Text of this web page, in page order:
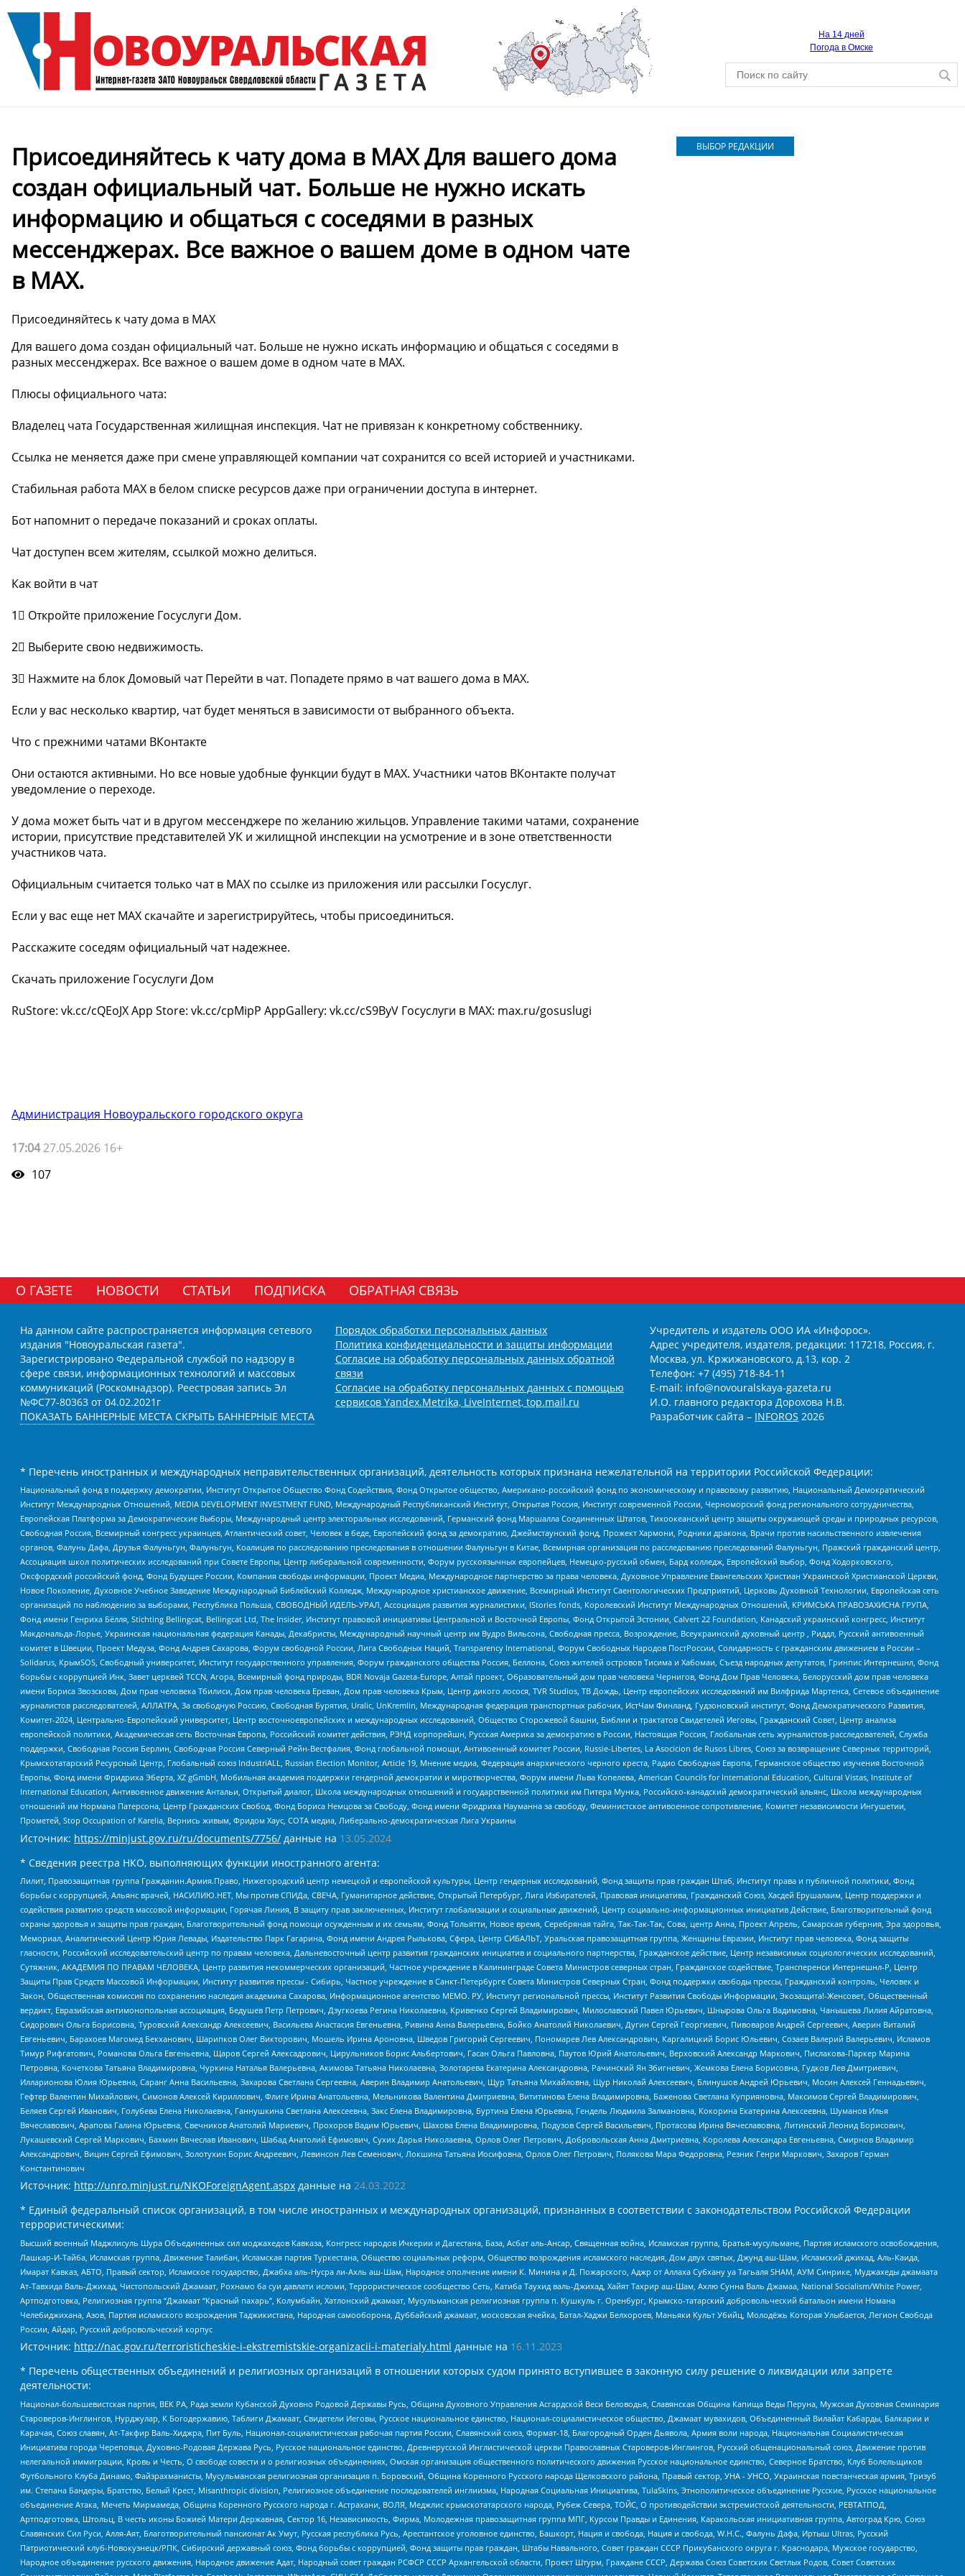
На 14 дней
Погода в Омске
Присоединяйтесь к чату дома в MAX Для вашего дома
создан официальный чат. Больше не нужно искать
информацию и общаться с соседями в разных
мессенджерах. Все важное о вашем доме в одном чате
в МАХ.
Присоединяйтесь к чату дома в MAX
Для вашего дома создан официальный чат. Больше не нужно искать информацию и общаться с соседями в
разных мессенджерах. Все важное о вашем доме в одном чате в МАХ.
Плюсы официального чата:
Владелец чата Государственная жилищная инспекция. Чат не привязан к конкретному собственнику.
Ссылка не меняется даже при смене управляющей компании чат сохранится со всей историей и участниками.
Стабильная работа MAX в белом списке ресурсов даже при ограничении доступа в интернет.
Бот напомнит о передаче показаний и сроках оплаты.
Чат доступен всем жителям, ссылкой можно делиться.
Как войти в чат
1⃣ Откройте приложение Госуслуги Дом.
2⃣ Выберите свою недвижимость.
3⃣ Нажмите на блок Домовый чат Перейти в чат. Попадете прямо в чат вашего дома в MAX.
Если у вас несколько квартир, чат будет меняться в зависимости от выбранного объекта.
Что с прежними чатами ВКонтакте
Они остаются активными. Но все новые удобные функции будут в MAX. Участники чатов ВКонтакте получат
уведомление о переходе.
У дома может быть чат и в другом мессенджере по желанию жильцов. Управление такими чатами, сохранение
истории, присутствие представителей УК и жилищной инспекции на усмотрение и в зоне ответственности
участников чата.
Официальным считается только чат в MAX по ссылке из приложения или рассылки Госуслуг.
Если у вас еще нет MAX скачайте и зарегистрируйтесь, чтобы присоединиться.
Расскажите соседям официальный чат надежнее.
Скачать приложение Госуслуги Дом
RuStore: vk.cc/cQEoJX App Store: vk.cc/cpMipP AppGallery: vk.cc/cS9ByV Госуслуги в MAX: max.ru/gosuslugi
Администрация Новоуральского городского округа
17:0427.05.2026 16+
107
ВЫБОР РЕДАКЦИИ
О ГАЗЕТЕ НОВОСТИ СТАТЬИ ПОДПИСКА ОБРАТНАЯ СВЯЗЬ
На данном сайте распространяется информация сетевого
издания "Новоуральская газета".
Зарегистрировано Федеральной службой по надзору в
сфере связи, информационных технологий и массовых
коммуникаций (Роскомнадзор). Реестровая запись Эл
№ФС77-80363 от 04.02.2021г
ПОКАЗАТЬ БАННЕРНЫЕ МЕСТА СКРЫТЬ БАННЕРНЫЕ МЕСТА
Порядок обработки персональных данных
Политика конфиденциальности и защиты информации
Согласие на обработку персональных данных обратной
связи
Согласие на обработку персональных данных с помощью
сервисов Yandex.Metrika, LiveInternet, top.mail.ru
Учредитель и издатель ООО ИА «Инфорос».
Адрес учредителя, издателя, редакции: 117218, Россия, г.
Москва, ул. Кржижановского, д.13, кор. 2
Телефон: +7 (495) 718-84-11
E-mail: info@novouralskaya-gazeta.ru
И.О. главного редактора Дорохова Н.В.
Разработчик сайта – INFOROS 2026
* Перечень иностранных и международных неправительственных организаций, деятельность которых признана нежелательной на территории Российской Федерации:
Национальный фонд в поддержку демократии, Институт Открытое Общество Фонд Содействия, Фонд Открытое общество, Американо-российский фонд по экономическому и правовому развитию, Национальный Демократический
Институт Международных Отношений, MEDIA DEVELOPMENT INVESTMENT FUND, Международный Республиканский Институт, Открытая Россия, Институт современной России, Черноморский фонд регионального сотрудничества,
Европейская Платформа за Демократические Выборы, Международный центр электоральных исследований, Германский фонд Маршалла Соединенных Штатов, Тихоокеанский центр защиты окружающей среды и природных ресурсов,
Свободная Россия, Всемирный конгресс украинцев, Атлантический совет, Человек в беде, Европейский фонд за демократию, Джеймстаунский фонд, Прожект Хармони, Родники дракона, Врачи против насильственного извлечения
органов, Фалунь Дафа, Друзья Фалуньгун, Фалуньгун, Коалиция по расследованию преследования в отношении Фалуньгун в Китае, Всемирная организация по расследованию преследований Фалуньгун, Пражский гражданский центр,
Ассоциация школ политических исследований при Совете Европы, Центр либеральной современности, Форум русскоязычных европейцев, Немецко-русский обмен, Бард колледж, Европейский выбор, Фонд Ходорковского,
Оксфордский российский фонд, Фонд Будущее России, Компания свободы информации, Проект Медиа, Международное партнерство за права человека, Духовное Управление Евангельских Христиан Украинской Христианской Церкви,
Новое Поколение, Духовное Учебное Заведение Международный Библейский Колледж, Международное христианское движение, Всемирный Институт Саентологических Предприятий, Церковь Духовной Технологии, Европейская сеть
организаций по наблюдению за выборами, Республика Польша, СВОБОДНЫЙ ИДЕЛЬ-УРАЛ, Ассоциация развития журналистики, IStories fonds, Королевский Институт Международных Отношений, КРИМСЬКА ПРАВОЗАХИСНА ГРУПА,
Фонд имени Генриха Бёлля, Stichting Bellingcat, Bellingcat Ltd, The Insider, Институт правовой инициативы Центральной и Восточной Европы, Фонд Открытой Эстонии, Calvert 22 Foundation, Канадский украинский конгресс, Институт
Макдональда-Лорье, Украинская национальная федерация Канады, Декабристы, Международный научный центр им Вудро Вильсона, Свободная пресса, Возрождение, Всеукраинский духовный центр , Риддл, Русский антивоенный
комитет в Швеции, Проект Медуза, Фонд Андрея Сахарова, Форум свободной России, Лига Свободных Наций, Transparеncy International, Форум Свободных Народов ПостРоссии, Солидарность с гражданским движением в России –
Solidarus, КрымSOS, Свободный университет, Институт государственного управления, Форум гражданского общества Россия, Беллона, Союз жителей островов Тисима и Хабомаи, Съезд народных депутатов, Гринпис Интернешнл, Фонд
борьбы с коррупцией Инк, Завет церквей TCCN, Агора, Всемирный фонд природы, BDR Novaja Gazeta-Europe, Алтай проект, Образовательный дом прав человека Чернигов, Фонд Дом Прав Человека, Белорусский дом прав человека
имени Бориса Звозскова, Дом прав человека Тбилиси, Дом прав человека Ереван, Дом прав человека Крым, Центр дикого лосося, TVR Studios, ТВ Дождь, Центр европейских исследований им Вилфрида Мартенса, Сетевое объединение
журналистов расследователей, АЛЛАТРА, За свободную Россию, Свободная Бурятия, Uralic, UnKremlin, Международная федерация транспортных рабочих, ИстЧам Финланд, Гудзоновский институт, Фонд Демократического Развития,
Комитет-2024, Центрально-Европейский университет, Центр восточноевропейских и международных исследований, Общество Сторожевой башни, Библии и трактатов Свидетелей Иеговы, Гражданский Совет, Центр анализа
европейской политики, Академическая сеть Восточная Европа, Российский комитет действия, РЭНД корпорейшн, Русская Америка за демократию в России, Настоящая Россия, Глобальная сеть журналистов-расследователей, Служба
поддержки, Свободная Россия Берлин, Свободная Россия Северный Рейн-Вестфалия, Фонд глобальной помощи, Антивоенный комитет России, Russie-Libertes, La Asocicion de Rusos Libres, Союз за возвращение Северных территорий,
Крымскотатарский Ресурсный Центр, Глобальный союз IndustriALL, Russian Election Monitor, Article 19, Мнение медиа, Федерация анархического черного креста, Радио Свободная Европа, Германское общество изучения Восточной
Европы, Фонд имени Фридриха Эберта, XZ gGmbH, Мобильная академия поддержки гендерной демократии и миротворчества, Форум имени Льва Копелева, American Councils for International Education, Cultural Vistas, Institute of
International Education, Антивоенное движение Антальи, Открытый диалог, Школа международных отношений и государственной политики им Питера Мунка, Российско-канадский демократический альянс, Школа международных
отношений им Нормана Патерсона, Центр Гражданских Свобод, Фонд Бориса Немцова за Свободу, Фонд имени Фридриха Науманна за свободу, Феминистское антивоенное сопротивление, Комитет независимости Ингушетии,
Прометей, Stop Occupation of Karelia, Вернись живым, Фридом Хаус, СОТА медиа, Либерально-демократическая Лига Украины
Источник: https://minjust.gov.ru/ru/documents/7756/ данные на 13.05.2024
* Сведения реестра НКО, выполняющих функции иностранного агента:
Лилит, Правозащитная группа Гражданин.Армия.Право, Нижегородский центр немецкой и европейской культуры, Центр гендерных исследований, Фонд защиты прав граждан Штаб, Институт права и публичной политики, Фонд
борьбы с коррупцией, Альянс врачей, НАСИЛИЮ.НЕТ, Мы против СПИДа, СВЕЧА, Гуманитарное действие, Открытый Петербург, Лига Избирателей, Правовая инициатива, Гражданский Союз, Хасдей Ерушалаим, Центр поддержки и
содействия развитию средств массовой информации, Горячая Линия, В защиту прав заключенных, Институт глобализации и социальных движений, Центр социально-информационных инициатив Действие, Благотворительный фонд
охраны здоровья и защиты прав граждан, Благотворительный фонд помощи осужденным и их семьям, Фонд Тольятти, Новое время, Серебряная тайга, Так-Так-Так, Сова, центр Анна, Проект Апрель, Самарская губерния, Эра здоровья,
Мемориал, Аналитический Центр Юрия Левады, Издательство Парк Гагарина, Фонд имени Андрея Рылькова, Сфера, Центр СИБАЛЬТ, Уральская правозащитная группа, Женщины Евразии, Институт прав человека, Фонд защиты
гласности, Российский исследовательский центр по правам человека, Дальневосточный центр развития гражданских инициатив и социального партнерства, Гражданское действие, Центр независимых социологических исследований,
Сутяжник, АКАДЕМИЯ ПО ПРАВАМ ЧЕЛОВЕКА, Центр развития некоммерческих организаций, Частное учреждение в Калининграде Совета Министров северных стран, Гражданское содействие, Трансперенси Интернешнл-Р, Центр
Защиты Прав Средств Массовой Информации, Институт развития прессы - Сибирь, Частное учреждение в Санкт-Петербурге Совета Министров Северных Стран, Фонд поддержки свободы прессы, Гражданский контроль, Человек и
Закон, Общественная комиссия по сохранению наследия академика Сахарова, Информационное агентство МЕМО. РУ, Институт региональной прессы, Институт Развития Свободы Информации, Экозащита!-Женсовет, Общественный
вердикт, Евразийская антимонопольная ассоциация, Бедушев Петр Петрович, Дзугкоева Регина Николаевна, Кривенко Сергей Владимирович, Милославский Павел Юрьевич, Шнырова Ольга Вадимовна, Чанышева Лилия Айратовна,
Сидорович Ольга Борисовна, Туровский Александр Алексеевич, Васильева Анастасия Евгеньевна, Ривина Анна Валерьевна, Бойко Анатолий Николаевич, Дугин Сергей Георгиевич, Пивоваров Андрей Сергеевич, Аверин Виталий
Евгеньевич, Барахоев Магомед Бекханович, Шарипков Олег Викторович, Мошель Ирина Ароновна, Шведов Григорий Сергеевич, Пономарев Лев Александрович, Каргалицкий Борис Юльевич, Созаев Валерий Валерьевич, Исламов
Тимур Рифгатович, Романова Ольга Евгеньевна, Щаров Сергей Алексадрович, Цирульников Борис Альбертович, Гасан Ольга Павловна, Паутов Юрий Анатольевич, Верховский Александр Маркович, Пислакова-Паркер Марина
Петровна, Кочеткова Татьяна Владимировна, Чуркина Наталья Валерьевна, Акимова Татьяна Николаевна, Золотарева Екатерина Александровна, Рачинский Ян Збигневич, Жемкова Елена Борисовна, Гудков Лев Дмитриевич,
Илларионова Юлия Юрьевна, Саранг Анна Васильевна, Захарова Светлана Сергеевна, Аверин Владимир Анатольевич, Щур Татьяна Михайловна, Щур Николай Алексеевич, Блинушов Андрей Юрьевич, Мосин Алексей Геннадьевич,
Гефтер Валентин Михайлович, Симонов Алексей Кириллович, Флиге Ирина Анатольевна, Мельникова Валентина Дмитриевна, Вититинова Елена Владимировна, Баженова Светлана Куприяновна, Максимов Сергей Владимирович,
Беляев Сергей Иванович, Голубева Елена Николаевна, Ганнушкина Светлана Алексеевна, Закс Елена Владимировна, Буртина Елена Юрьевна, Гендель Людмила Залмановна, Кокорина Екатерина Алексеевна, Шуманов Илья
Вячеславович, Арапова Галина Юрьевна, Свечников Анатолий Мариевич, Прохоров Вадим Юрьевич, Шахова Елена Владимировна, Подузов Сергей Васильевич, Протасова Ирина Вячеславовна, Литинский Леонид Борисович,
Лукашевский Сергей Маркович, Бахмин Вячеслав Иванович, Шабад Анатолий Ефимович, Сухих Дарья Николаевна, Орлов Олег Петрович, Добровольская Анна Дмитриевна, Королева Александра Евгеньевна, Смирнов Владимир
Александрович, Вицин Сергей Ефимович, Золотухин Борис Андреевич, Левинсон Лев Семенович, Локшина Татьяна Иосифовна, Орлов Олег Петрович, Полякова Мара Федоровна, Резник Генри Маркович, Захаров Герман
Константинович
Источник: http://unro.minjust.ru/NKOForeignAgent.aspx данные на 24.03.2022
* Единый федеральный список организаций, в том числе иностранных и международных организаций, признанных в соответствии с законодательством Российской Федерации
террористическими:
Высший военный Маджлисуль Шура Объединенных сил моджахедов Кавказа, Конгресс народов Ичкерии и Дагестана, База, Асбат аль-Ансар, Священная война, Исламская группа, Братья-мусульмане, Партия исламского освобождения,
Лашкар-И-Тайба, Исламская группа, Движение Талибан, Исламская партия Туркестана, Общество социальных реформ, Общество возрождения исламского наследия, Дом двух святых, Джунд аш-Шам, Исламский джихад, Аль-Каида,
Имарат Кавказ, АБТО, Правый сектор, Исламское государство, Джабха аль-Нусра ли-Ахль аш-Шам, Народное ополчение имени К. Минина и Д. Пожарского, Аджр от Аллаха Субхану уа Тагьаля SHAM, АУМ Синрике, Муджахеды джамаата
Ат-Тавхида Валь-Джихад, Чистопольский Джамаат, Рохнамо ба суи давлати исломи, Террористическое сообщество Сеть, Катиба Таухид валь-Джихад, Хайят Тахрир аш-Шам, Ахлю Сунна Валь Джамаа, National Socialism/White Power,
Артподготовка, Религиозная группа “Джамаат “Красный пахарь”, Колумбайн, Хатлонский джамаат, Мусульманская религиозная группа п. Кушкуль г. Оренбург, Крымско-татарский добровольческий батальон имени Номана
Челебиджихана, Азов, Партия исламского возрождения Таджикистана, Народная самооборона, Дуббайский джамаат, московская ячейка, Батал-Хаджи Белхороев, Маньяки Культ Убийц, Молодёжь Которая Улыбается, Легион Свобода
России, Айдар, Русский добровольческий корпус
Источник: http://nac.gov.ru/terroristicheskie-i-ekstremistskie-organizacii-i-materialy.html данные на 16.11.2023
* Перечень общественных объединений и религиозных организаций в отношении которых судом принято вступившее в законную силу решение о ликвидации или запрете
деятельности:
Национал-большевистская партия, ВЕК РА, Рада земли Кубанской Духовно Родовой Державы Русь, Община Духовного Управления Асгардской Веси Беловодья, Славянская Община Капища Веды Перуна, Мужская Духовная Семинария
Староверов-Инглингов, Нурджулар, К Богодержавию, Таблиги Джамаат, Свидетели Иеговы, Русское национальное единство, Национал-социалистическое общество, Джамаат мувахидов, Объединенный Вилайат Кабарды, Балкарии и
Карачая, Союз славян, Ат-Такфир Валь-Хиджра, Пит Буль, Национал-социалистическая рабочая партия России, Славянский союз, Формат-18, Благородный Орден Дьявола, Армия воли народа, Национальная Социалистическая
Инициатива города Череповца, Духовно-Родовая Держава Русь, Русское национальное единство, Древнерусской Инглистической церкви Православных Староверов-Инглингов, Русский общенациональный союз, Движение против
нелегальной иммиграции, Кровь и Честь, О свободе совести и о религиозных объединениях, Омская организация общественного политического движения Русское национальное единство, Северное Братство, Клуб Болельщиков
Футбольного Клуба Динамо, Файзрахманисты, Мусульманская религиозная организация п. Боровский, Община Коренного Русского народа Щелковского района, Правый сектор, УНА - УНСО, Украинская повстанческая армия, Тризуб
им. Степана Бандеры, Братство, Белый Крест, Misanthropic division, Религиозное объединение последователей инглиизма, Народная Социальная Инициатива, TulaSkins, Этнополитическое объединение Русские, Русское национальное
объединение Атака, Мечеть Мирмамеда, Община Коренного Русского народа г. Астрахани, ВОЛЯ, Меджлис крымскотатарского народа, Рубеж Севера, ТОЙС, О противодействии экстремистской деятельности, РЕВТАТПОД,
Артподготовка, Штольц, В честь иконы Божией Матери Державная, Сектор 16, Независимость, Фирма, Молодежная правозащитная группа МПГ, Курсом Правды и Единения, Каракольская инициативная группа, Автоград Крю, Союз
Славянских Сил Руси, Алля-Аят, Благотворительный пансионат Ак Умут, Русская республика Русь, Арестантское уголовное единство, Башкорт, Нация и свобода, Нация и свобода, W.H.С., Фалунь Дафа, Иртыш Ultras, Русский
Патриотический клуб-Новокузнецк/РПК, Сибирский державный союз, Фонд борьбы с коррупцией, Фонд защиты прав граждан, Штабы Навального, Совет граждан СССР Прикубанского округа г. Краснодара, Мужское государство,
Народное объединение русского движения, Народное движение Адат, Народный совет граждан РСФСР СССР Архангельской области, Проект Штурм, Граждане СССР, Держава Союз Советских Светлых Родов, Совет Советских